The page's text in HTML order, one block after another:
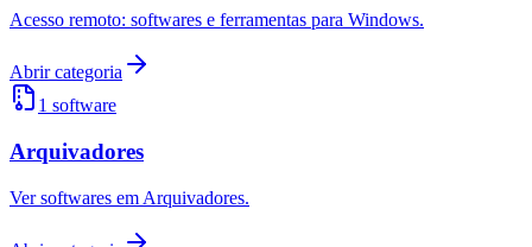
Acesso remoto: softwares e ferramentas para Windows.
Abrir categoria
1 software
Arquivadores
Ver softwares em Arquivadores.